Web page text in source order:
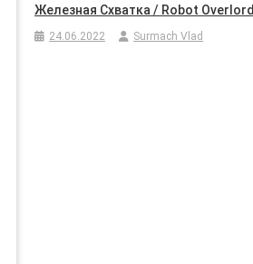
Железная Схватка / Robot
24.06.2022 Surmach Vlad